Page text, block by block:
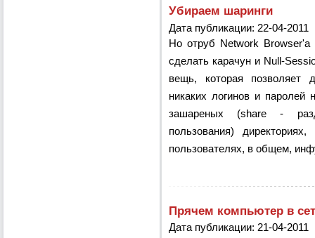
Убираем шаринги
Дата публикации: 22-04-2011
Но отруб Network
сделать карачун и Null-
вещь, которая позволяет
никаких логинов и
зашареных (share -
пользования)
пользователях, в общем,
Прячем компьютер в
Дата публикации: 21-04-2011